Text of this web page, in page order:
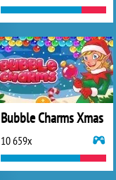
Bubble Charms Xmas
10 659x